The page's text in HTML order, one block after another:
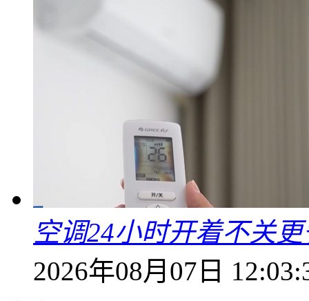
空调24小时开着不关
2026年08月07日